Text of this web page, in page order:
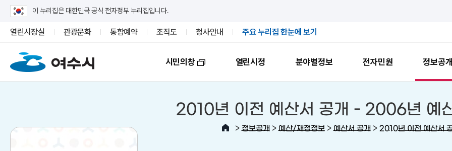
이 누리집은 대한민국 공식 전자정부 누리집입니다.
열린시장실 관광문화 통합예약 조직도 청사안내 주요 누리집 한눈에 보기
시민의창 열린시정 분야별정보 전자민원 정보공개
2010년 이전 예산서 공개 - 2006년 예
> 정보공개> 예산/재정정보 > 예산서 공개> 2010년 이전 예산서